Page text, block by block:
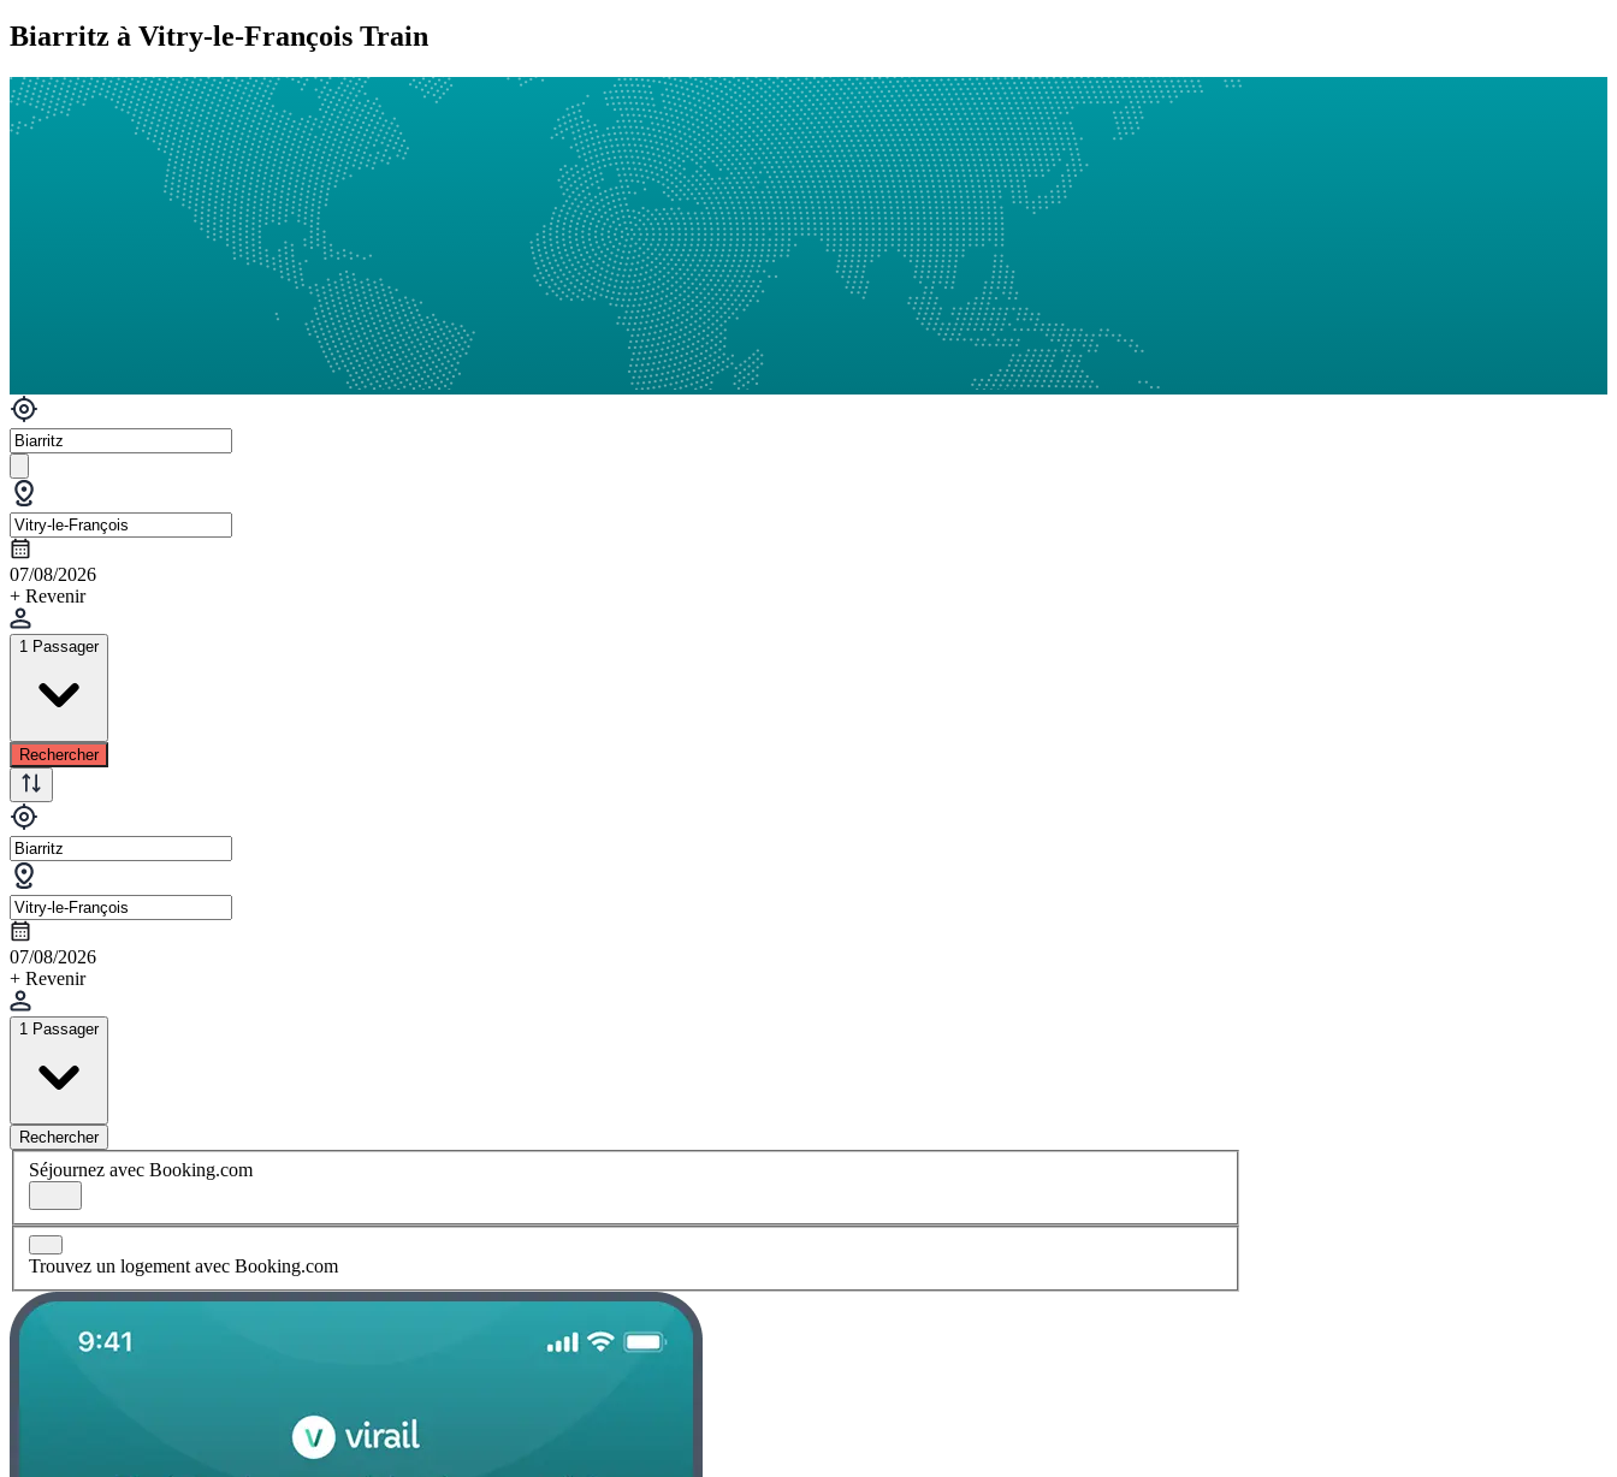
Biarritz à Vitry-le-François Train
07/08/2026
+ Revenir
1 Passager
Rechercher
07/08/2026
+ Revenir
1 Passager
Rechercher
Séjournez avec Booking.com
Trouvez un logement avec Booking.com